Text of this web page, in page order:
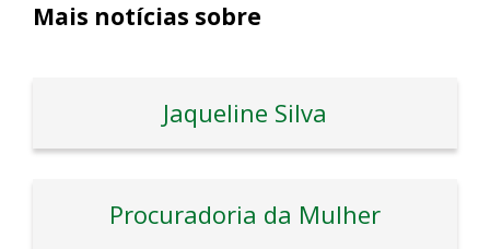
Mais notícias sobre
Jaqueline Silva
Procuradoria da Mulher